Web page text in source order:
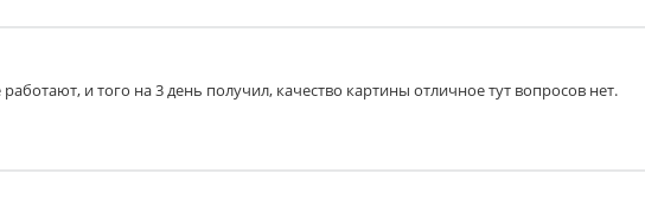
и того на 3 день получил, качество картины отличное тут вопросов нет.